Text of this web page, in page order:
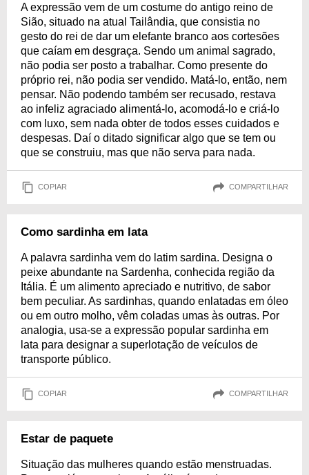
A expressão vem de um costume do antigo reino de
Sião, situado na atual Tailândia, que consistia no
gesto do rei de dar um elefante branco aos cortesões
que caíam em desgraça. Sendo um animal sagrado,
não podia ser posto a trabalhar. Como presente do
próprio rei, não podia ser vendido. Matá-lo, então, nem
pensar. Não podendo também ser recusado, restava
ao infeliz agraciado alimentá-lo, acomodá-lo e criá-lo
com luxo, sem nada obter de todos esses cuidados e
despesas. Daí o ditado significar algo que se tem ou
que se construiu, mas que não serva para nada.
COPIAR COMPARTILHAR
Como sardinha em lata
A palavra sardinha vem do latim sardina. Designa o
peixe abundante na Sardenha, conhecida região da
Itália. É um alimento apreciado e nutritivo, de sabor
bem peculiar. As sardinhas, quando enlatadas em óleo
ou em outro molho, vêm coladas umas às outras. Por
analogia, usa-se a expressão popular sardinha em
lata para designar a superlotação de veículos de
transporte público.
COPIAR COMPARTILHAR
Estar de paquete
Situação das mulheres quando estão menstruadas.